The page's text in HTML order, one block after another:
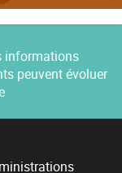
informations
peuvent évoluer